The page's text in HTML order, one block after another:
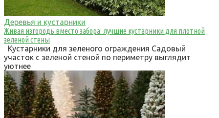
Деревья и кустарники
Живая изгородь вместо забора: лучшие кустарники для плотной
зеленой стены
Кустарники для зеленого ограждения Садовый
участок с зеленой стеной по периметру выглядит
уютнее